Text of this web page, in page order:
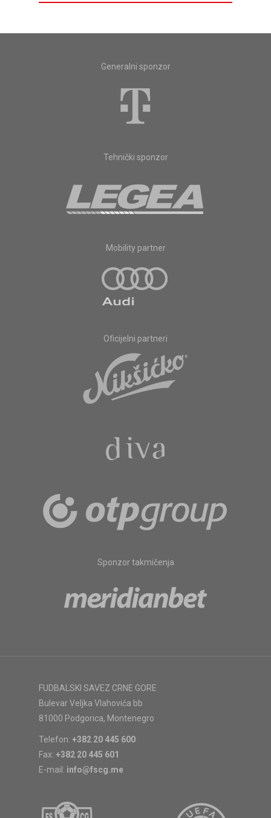
Generalni sponzor
Tehnički sponzor
Mobility partner
Oficijelni partneri
Sponzor takmičenja
FUDBALSKI SAVEZ CRNE GORE
Bulevar Veljka Vlahovića bb
81000 Podgorica, Montenegro
Telefon: +382 20 445 600
Fax: +382 20 445 601
E-mail: info@fscg.me